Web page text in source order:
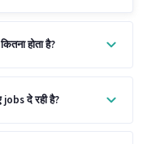
होता है?
दे रही है?